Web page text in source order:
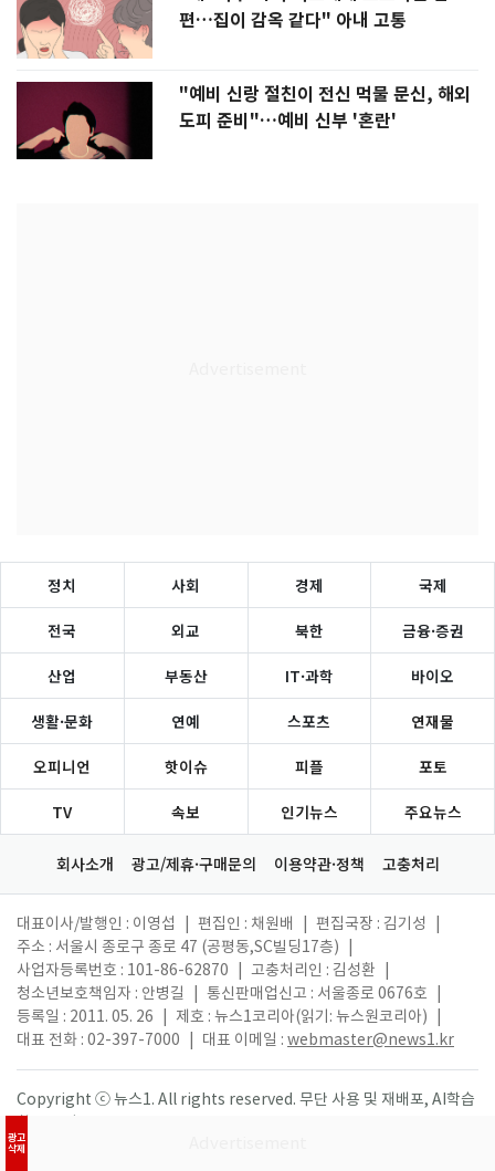
편…집이 감옥 같다" 아내 고통
"예비 신랑 절친이 전신 먹물 문신, 해외
도피 준비"…예비 신부 '혼란'
광고
삭제
정치 사회 경제 국제
전국 외교 북한 금융·증권
산업 부동산 IT·과학 바이오
생활·문화 연예 스포츠 연재물
오피니언 핫이슈 피플 포토
TV 속보 인기뉴스 주요뉴스
회사소개 광고/제휴·구매문의 이용약관·정책 고충처리
대표이사/발행인 : 이영섭 편집인 : 채원배 편집국장 : 김기성
주소 : 서울시 종로구 종로 47 (공평동,SC빌딩17층)
사업자등록번호 : 101-86-62870
고충처리인 : 김성환
청소년보호책임자 : 안병길
통신판매업신고 : 서울종로 0676호
등록일 : 2011. 05. 26
제호 : 뉴스1코리아(읽기: 뉴스원코리아)
대표 전화 : 02-397-7000
대표 이메일 : webmaster@news1.kr
Copyright ⓒ 뉴스1. All rights reserved. 무단 사용 및 재배포, AI학습
활용 금지.